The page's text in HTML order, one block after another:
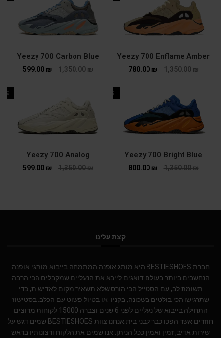
Yeezy 700 Enflame Amber
1,350.00₪
780.00 ₪
Yeezy 700 Carbon Blue
1,350.00₪
599.00 ₪
SALE
Yeezy 700 Bright Blue
1,350.00₪
800.00 ₪
Yeezy 700 Analog
1,350.00₪
599.00 ₪
קצת עלינו
חברת BESTIESHOES היא מותג אופנה המתמחה בייבוא מותגי אופנה
הנחשבים ביותר בעולם.דואגים לייבא את הנעליים שמקבלים הכי הרבה
תשומת לב, עם הסטייל הכי הורס שלא תשאיר מקום לאדישות, כדי
שתרגישו הכי בולטים בשכונה, בקניון או בטיול פשוט עם הכלב. בסטישוז
התחילה בייבוא של נעליים לפני 6 שנים וצברה 15000 לקוחות מרוצים
חוזרים אשר הפכו כבר לבני בית.אנחנו צוות BESTIESHOES שמים דגש על
שירות אדיב, זמין ואמין ככל הניתן. אנו שמים את הלקוח ורצונותיו בראש